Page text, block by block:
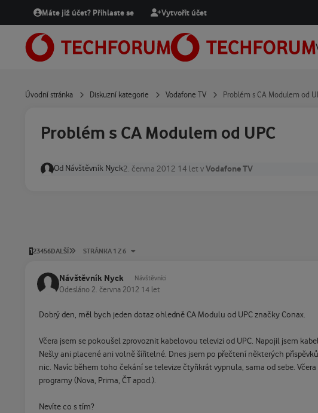
Přejít na obsah
Máte již účet? Přihlaste se Vytvořit účet
Úvodní stránka Diskuzní kategorie Vodafone TV Problém s CA Modulem od
Problém s CA Modulem od UPC
Od Návštěvník Nyck2. června 2012 14 let vVodafone TV
123456DALŠÍ POSLEDNÍ STRÁNKA
STRÁNKA 1 Z 6
Návštěvník Nyck Návštěvníci
Odesláno 2. června 2012 14 let
Dobrý den, měl bych jeden dotaz ohledně CA Modulu od UPC značky Conax.
Včera jsem se pokoušel zprovoznit kabelovou televizi od UPC. Napojil jsem
Nešly ani placené ani volně šířitelné. Dnes jsem po přečtení některých
nic. Navíc během toho čekání se televize čtyřikrát vypnula, sama od sebe.
programy (Nova, Prima, ČT apod.).
Nevíte co s tím?